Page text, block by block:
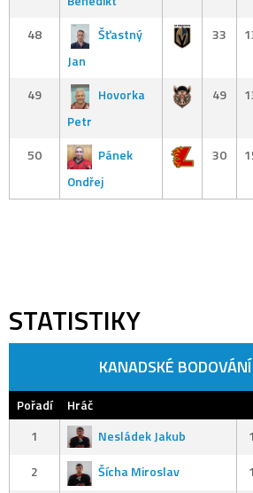
48
Šťastný
Jan
33
49
Hovorka
Petr
49
50
Pánek
Ondřej
30
STATISTIKY
KANADSKÉ
Pořadí Hráč
1
Nesládek Jakub
2
Šícha Miroslav